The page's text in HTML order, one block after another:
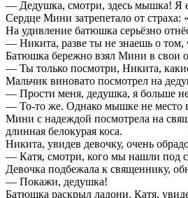
— Дедушка, смотри, здесь мышка! Я
Сердце Мини затрепетало от
На удивление батюшка серьёзно
— Никита, разве ты не знаешь о том,
Батюшка бережно взял Мини в свои
— Ты только посмотри, Никита,
Мальчик виновато посмотрел на
— Прости меня, дедушка, я больше
— То-то же. Однако мышке не место
Мини с надеждой посмотрела на
длинная белокурая коса.
Никита, увидев девочку, очень
— Катя, смотри, кого мы нашли под
Девочка подбежала к священнику,
— Покажи, дедушка!
Батюшка раскрыл ладони. Катя,